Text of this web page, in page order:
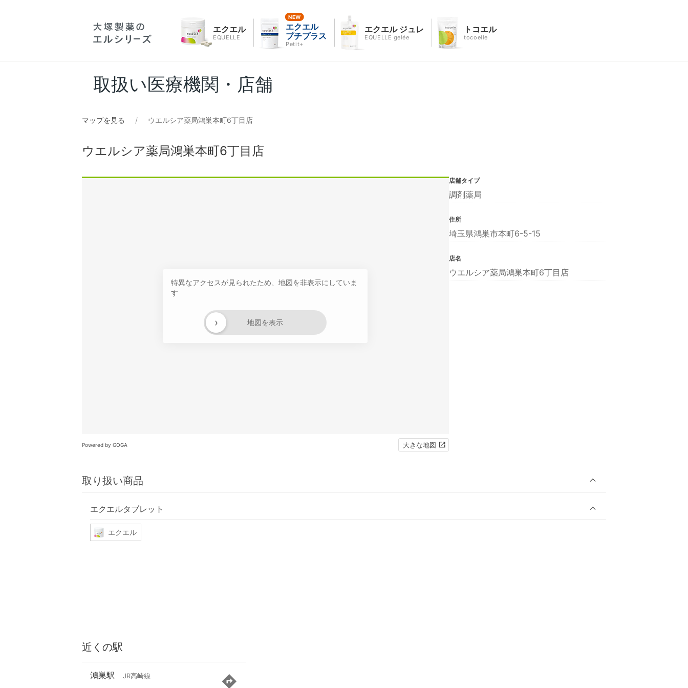
エクエル
EQUELLE
エクエル
プチプラス
Petit+
エクエル ジュレ
EQUELLE gelée
トコエル
tocoelle
取扱い医療機関・店舗
マップを見る ウエルシア薬局鴻巣本町6丁目店
ウエルシア薬局鴻巣本町6丁目店
特異なアクセスが見られたため、地図を非表示にしていま
す
地図を表示
›
Powered by GOGA 大きな地図
取り扱い商品
エクエルタブレット
エクエル
店舗タイプ
調剤薬局
住所
埼玉県鴻巣市本町6-5-15
店名
ウエルシア薬局鴻巣本町6丁目店
近くの駅
鴻巣駅 JR高崎線